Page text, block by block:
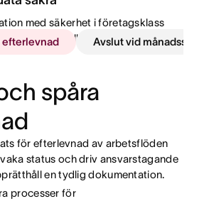
med säkerhet i företagsklass
mellan avdelningar.
efterlevnad Avslut vid
spåra
för efterlevnad av arbetsflöden
status och driv ansvarstagande
en tydlig dokumentation.
processer förmellan bokförings-,